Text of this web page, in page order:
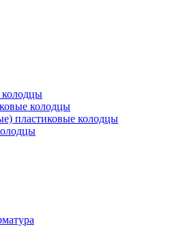
колодцы
колодцы
пластиковые колодцы